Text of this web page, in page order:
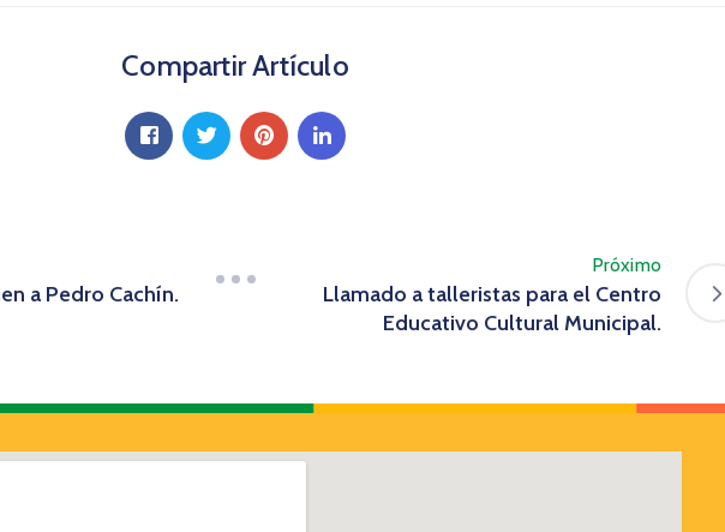
Compartir Artículo
a Pedro Cachín.
Próximo
Llamado a talleristas para el Centro
Educativo Cultural Municipal.